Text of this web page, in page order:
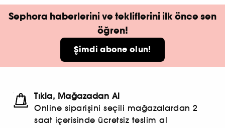
Sephora haberlerini ve tekliflerini ilk önce sen
öğren!
Şimdi abone olun!
Tıkla, Mağazadan Al
Online siparişini seçili mağazalardan 2
saat içerisinde ücretsiz teslim al